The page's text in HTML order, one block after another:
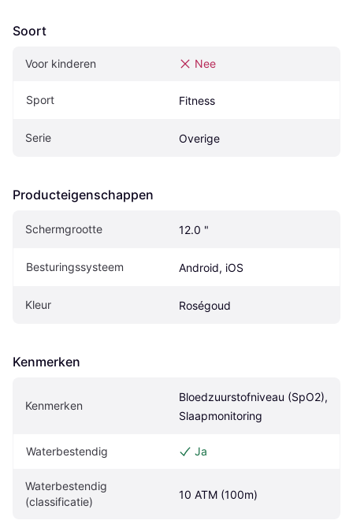
Soort
Voor kinderen Nee
Sport Fitness
Serie Overige
Producteigenschappen
Schermgrootte 12.0 "
Besturingssysteem Android, iOS
Kleur Roségoud
Kenmerken
Kenmerken
Bloedzuurstofniveau (SpO2),
Slaapmonitoring
Waterbestendig Ja
Waterbestendig
(classificatie)
10 ATM (100m)